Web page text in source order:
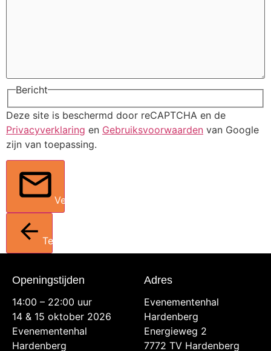
Bericht
Deze site is beschermd door reCAPTCHA en de
Privacyverklaring en Gebruiksvoorwaarden van Google
zijn van toepassing.
Verstuur
Terug
Openingstijden
14:00 – 22:00 uur
14 & 15 oktober 2026
Evenementenhal
Hardenberg
Adres
Evenementenhal
Hardenberg
Energieweg 2
7772 TV Hardenberg